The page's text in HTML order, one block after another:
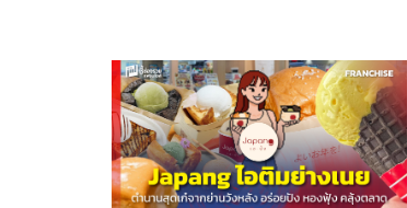
และซุปทงคตสึ ลงขายและติดตั้ง Food
Delivery ทุกแพลตฟอร์ม ทีมการตลาด
ดูแลและให้คำปรึกษาตลอดฟรี ระบบหลัง
ร้าน POS […]
โอกาสอันดีสำหรับผู้ลงทุนหรือผู้ที่อยากมี
ธุรกิจเป็นของตัวเองโดยไม่ต้องเริ่มต้น
ตั้งแต่ศูนย์ อีกทั้งเทรนด์สุขภาพก็ยังมา
แรงอย่างต่อเนื่อง วันนี้ชี้ช่องรวยขอ
รวบรวมแบรนด์เครื่องดื่มและของหวานที่
ได้ทั้งความสดชื่นและได้สุขภาพที่ดี พร้อม